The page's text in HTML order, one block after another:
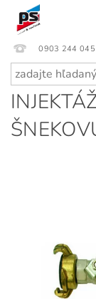
0903 244 045